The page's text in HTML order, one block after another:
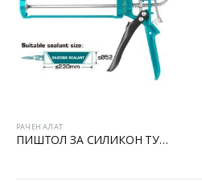
РАЧЕН АЛАТ
ПИШТОЛ ЗА СИЛИКОН ТУБИ СО РОТИРАЧКА ФУНКЦИЈА